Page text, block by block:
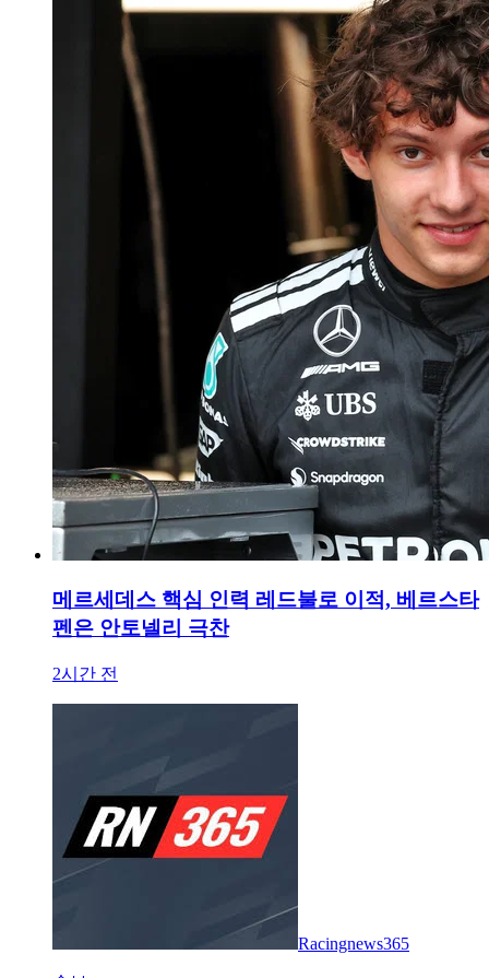
메르세데스 핵심 인력 레드불로 이적, 베르스타
펜은 안토넬리 극찬
2시간 전
Racingnews365